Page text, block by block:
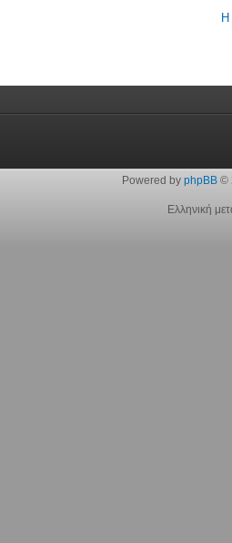
Η
Powered by phpBB©
Ελληνική